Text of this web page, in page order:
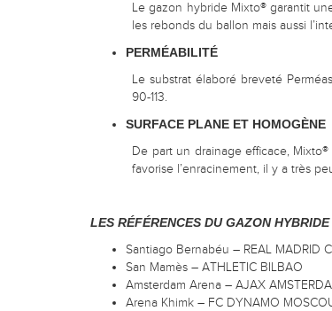
Le gazon hybride Mixto® garantit
les rebonds du ballon mais aussi
PERMÉABILITÉ
Le substrat élaboré breveté
90-113.
SURFACE PLANE ET HOMOGÈNE
De part un drainage efficace,
favorise l’enracinement, il y a très
LES RÉFÉRENCES DU GAZON
Santiago Bernabéu – REAL MADRID
San Mamès – ATHLETIC BILBAO
Amsterdam Arena – AJAX
Arena Khimk – FC DYNAMO